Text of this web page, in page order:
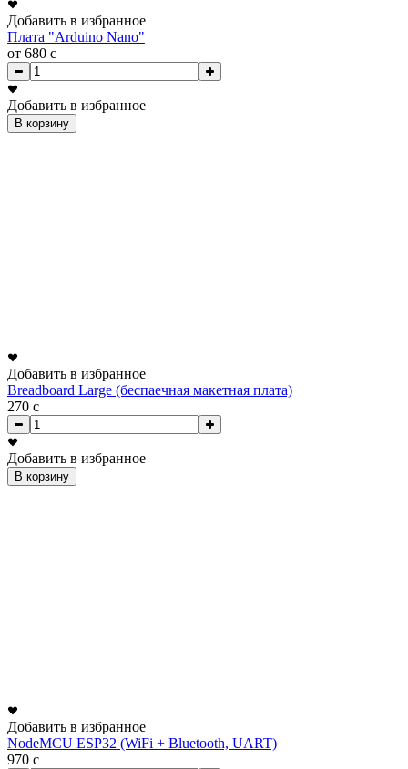
Добавить в избранное
Плата "Arduino Nano"
от 680 c
Добавить в избранное
В корзину
Добавить в избранное
Breadboard Large (беспаечная макетная плата)
270 c
Добавить в избранное
В корзину
Добавить в избранное
NodeMCU ESP32 (WiFi + Bluetooth, UART)
970 c